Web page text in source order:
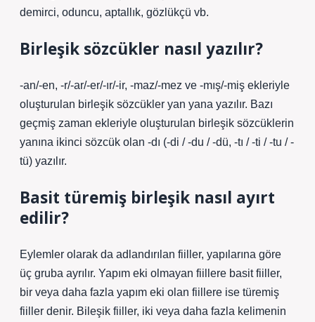
demirci, oduncu, aptallık, gözlükçü vb.
Birleşik sözcükler nasıl yazılır?
-an/-en, -r/-ar/-er/-ır/-ir, -maz/-mez ve -mış/-miş ekleriyle
oluşturulan birleşik sözcükler yan yana yazılır. Bazı
geçmiş zaman ekleriyle oluşturulan birleşik sözcüklerin
yanına ikinci sözcük olan -dı (-di / -du / -dü, -tı / -ti / -tu / -
tü) yazılır.
Basit türemiş birleşik nasıl ayırt
edilir?
Eylemler olarak da adlandırılan fiiller, yapılarına göre
üç gruba ayrılır. Yapım eki olmayan fiillere basit fiiller,
bir veya daha fazla yapım eki olan fiillere ise türemiş
fiiller denir. Bileşik fiiller, iki veya daha fazla kelimenin